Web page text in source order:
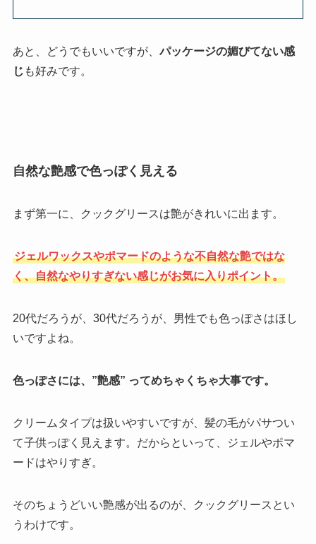
あと、どうでもいいですが、パッケージの媚びてない感
じ も好みです。
自然な艶感で色っぽく見える
まず第一に、クックグリースは艶がきれいに出ます。
ジェルワックスやポマードのような不自然な艶ではな
く、自然なやりすぎない感じがお気に入りポイント。
20代だろうが、30代だろうが、男性でも色っぽさはほし
いですよね。
色っぽさには、”艶感” ってめちゃくちゃ大事です。
クリームタイプは扱いやすいですが、髪の毛がパサつい
て子供っぽく見えます。だからといって、ジェルやポマ
ードはやりすぎ。
そのちょうどいい艶感が出るのが、クックグリースとい
うわけです。